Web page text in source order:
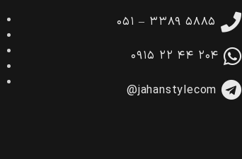
۰۵۱ – ۳۳۸۹ ۵۸۸۵
۰۹۱۵ ۲۲ ۴۴ ۲۰۴
@jahanstylecom